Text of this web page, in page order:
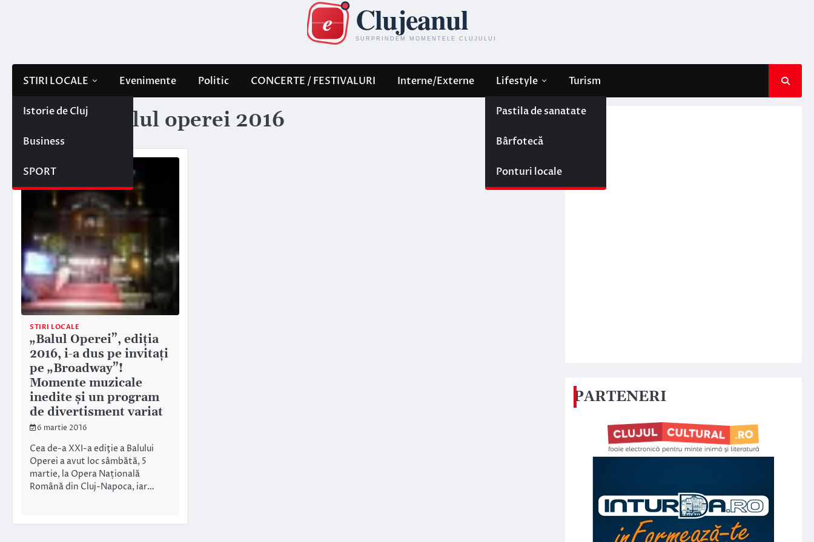
STIRI LOCALE
Istorie de Cluj
Business
SPORT
Evenimente Politic CONCERTE / FESTIVALURI Interne/Externe Lifestyle
Pastila de sanatate
Bârfotecă
Ponturi locale
Turism
Etichetă: balul operei 2016
STIRI LOCALE
„Balul Operei”, ediția
2016, i-a dus pe invitați
pe „Broadway”!
Momente muzicale
inedite și un program
de divertisment variat
6 martie 2016
Cea de-a XXI-a ediţie a Balului
Operei a avut loc sâmbătă, 5
martie, la Opera Națională
Română din Cluj-Napoca, iar…
PARTENERI